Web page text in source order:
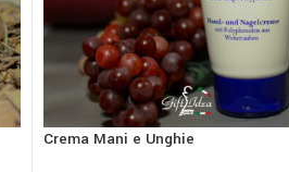
Crema Mani e Unghie